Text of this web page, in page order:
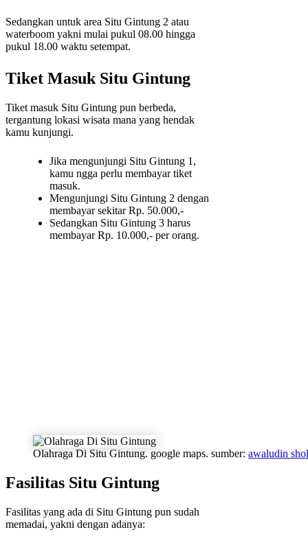
Sedangkan untuk area Situ Gintung 2 atau
waterboom yakni mulai pukul 08.00 hingga
pukul 18.00 waktu setempat.
Tiket Masuk Situ Gintung
Tiket masuk Situ Gintung pun berbeda,
tergantung lokasi wisata mana yang hendak
kamu kunjungi.
Jika mengunjungi Situ Gintung 1,
kamu ngga perlu membayar tiket
masuk.
Mengunjungi Situ Gintung 2 dengan
membayar sekitar Rp. 50.000,-
Sedangkan Situ Gintung 3 harus
membayar Rp. 10.000,- per orang.
Olahraga Di Situ Gintung. google maps. sumber: awaludin
Fasilitas Situ Gintung
Fasilitas yang ada di Situ Gintung pun sudah
memadai, yakni dengan adanya: